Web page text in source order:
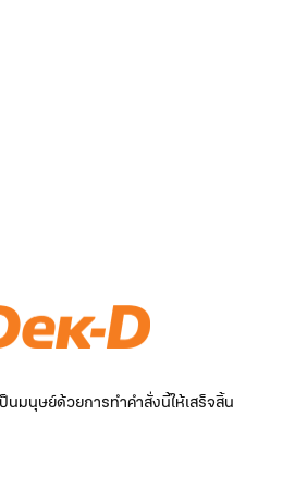
นมนุษย์ด้วยการทำคำสั่งนี้ให้เสร็จสิ้น